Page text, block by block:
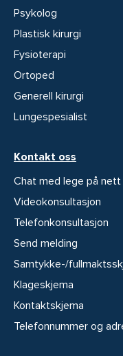
Psykolog
Plastisk kirurgi
Fysioterapi
Ortoped
Generell kirurgi
Lungespesialist
Kontakt oss
Chat med lege på nett
Videokonsultasjon
Telefonkonsultasjon
Send melding
Samtykke-/
Klageskjema
Kontaktskjema
Telefonnummer og